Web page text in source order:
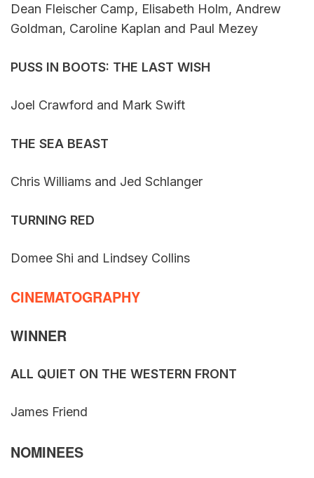
Dean Fleischer Camp, Elisabeth Holm, Andrew
Goldman, Caroline Kaplan and Paul Mezey
PUSS IN BOOTS: THE LAST WISH
Joel Crawford and Mark Swift
THE SEA BEAST
Chris Williams and Jed Schlanger
TURNING RED
Domee Shi and Lindsey Collins
CINEMATOGRAPHY
WINNER
ALL QUIET ON THE WESTERN FRONT
James Friend
NOMINEES